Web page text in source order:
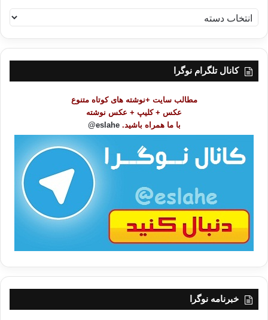
ه
ر
کانال تلگرام نوگرا
مطالب سایت +نوشته های کوتاه متنوع
عکس + کلیپ + عکس نوشته
با ما همراه باشید. eslahe@
خبرنامه نوگرا